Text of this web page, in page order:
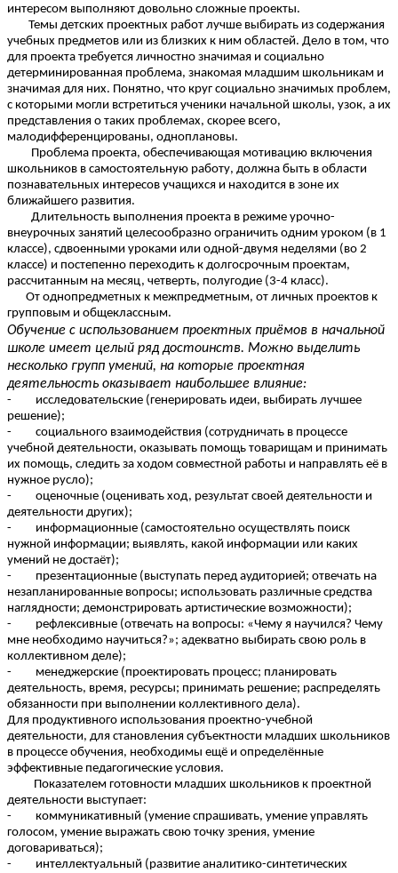
интересом выполняют довольно сложные проекты.
Темы детских проектных работ лучше выбирать из содержания
учебных предметов или из близких к ним областей. Дело в том, что
для проекта требуется личностно значимая и социально
детерминированная проблема, знакомая младшим школьникам и
значимая для них. Понятно, что круг социально значимых проблем,
с которыми могли встретиться ученики начальной школы, узок, а их
представления о таких проблемах, скорее всего,
малодифференцированы, одноплановы.
Проблема проекта, обеспечивающая мотивацию включения
школьников в самостоятельную работу, должна быть в области
познавательных интересов учащихся и находится в зоне их
ближайшего развития.
Длительность выполнения проекта в режиме урочно-
внеурочных занятий целесообразно ограничить одним уроком (в 1
классе), сдвоенными уроками или одной-двумя неделями (во 2
классе) и постепенно переходить к долгосрочным проектам,
рассчитанным на месяц, четверть, полугодие (3-4 класс).
От однопредметных к межпредметным, от личных проектов к
групповым и общеклассным.
Обучение с использованием проектных приёмов в начальной
школе имеет целый ряд достоинств. Можно выделить
несколько групп умений, на которые проектная
деятельность оказывает наибольшее влияние:
- исследовательские (генерировать идеи, выбирать лучшее
решение);
- социального взаимодействия (сотрудничать в процессе
учебной деятельности, оказывать помощь товарищам и принимать
их помощь, следить за ходом совместной работы и направлять её в
нужное русло);
- оценочные (оценивать ход, результат своей деятельности и
деятельности других);
- информационные (самостоятельно осуществлять поиск
нужной информации; выявлять, какой информации или каких
умений не достаёт);
- презентационные (выступать перед аудиторией; отвечать на
незапланированные вопросы; использовать различные средства
наглядности; демонстрировать артистические возможности);
- рефлексивные (отвечать на вопросы: «Чему я научился? Чему
мне необходимо научиться?»; адекватно выбирать свою роль в
коллективном деле);
- менеджерские (проектировать процесс; планировать
деятельность, время, ресурсы; принимать решение; распределять
обязанности при выполнении коллективного дела).
Для продуктивного использования проектно-учебной
деятельности, для становления субъектности младших школьников
в процессе обучения, необходимы ещё и определённые
эффективные педагогические условия.
Показателем готовности младших школьников к проектной
деятельности выступает:
- коммуникативный (умение спрашивать, умение управлять
голосом, умение выражать свою точку зрения, умение
договариваться);
- интеллектуальный (развитие аналитико-синтетических